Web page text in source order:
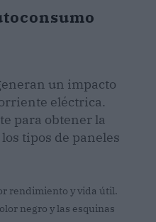
un impacto
eléctrica.
para obtener la
tipos de paneles
rendimiento y vida útil.
negro y las esquinas